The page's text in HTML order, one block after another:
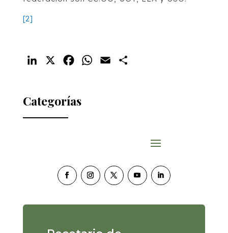
[2]
LinkedIn FacebookWhatsApp
Email
Categorías